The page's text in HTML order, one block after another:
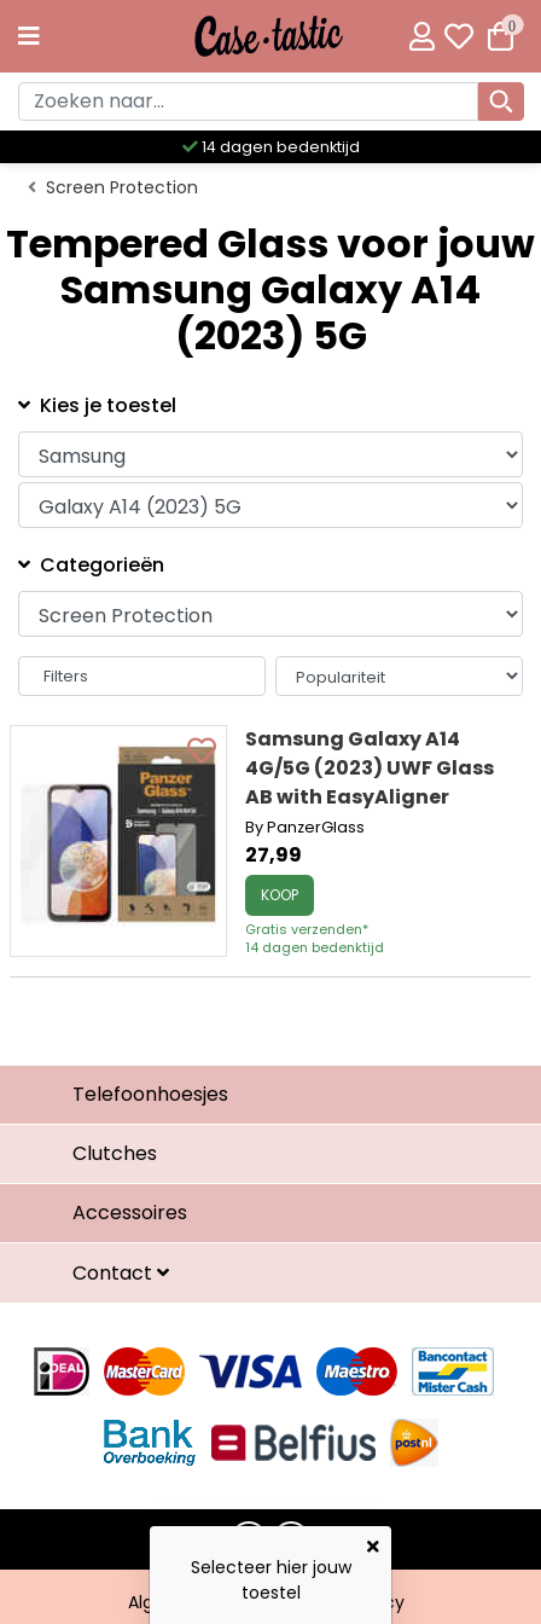
0
14 dagen bedenktijd
Screen Protection
Tempered Glass voor jouw
Samsung Galaxy A14
(2023) 5G
Kies je toestel
Categorieën
Filters
Samsung Galaxy A14
4G/5G (2023) UWF Glass
AB with EasyAligner
By PanzerGlass
27,99
KOOP
Gratis verzenden*
14 dagen bedenktijd
Telefoonhoesjes
Clutches
Accessoires
Contact
Algemene voorwaarden Privacy
Selecteer hier jouw
toestel